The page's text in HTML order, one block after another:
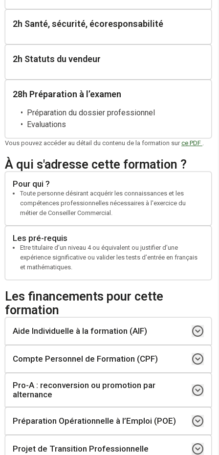
2h Santé, sécurité, écoresponsabilité
2h Statuts du vendeur
28h Préparation à l’examen
Préparation du dossier professionnel
Evaluations
Vous pouvez accéder au détail du contenu de la formation surce PDF .
À qui s'adresse cette formation ?
Pour qui ?
Toute personne désirant acquérir les connaissances et les
compétences professionnelles nécessaires à l'exercice du
métier de Conseiller Commercial.
Les pré-requis
Etre titulaire d’un niveau 4 ou équivalent ou justifier d’une
expérience significative ou valider les tests d’entrée en français
et mathématiques.
Les financements pour cette
formation
Aide Individuelle à la formation (AIF)
Demandeur d’emploi inscrit à Pole Emploi
Personne ayant subi un licenciement économique et bénéficiant d’un
accompagnement CSP (Contrat de Sécurisation Professionnelle)
Faire valider votre projet par votre conseiller Pole Emploi
Compte Personnel de Formation (CPF)
Salarié
Personne ayant subi un licenciement économique et bénéficiant d’un
accompagnement CSP (Contrat de Sécurisation Professionnelle)
Pro-A : reconversion ou promotion par
alternance
Salarié en CDI.
Salarié en contrat unique d’insertion en CDI.
Salarié dont la qualification est insuffisante au regard de l’évolution
Préparation Opérationnelle à l’Emploi (POE)
Employeur ayant un poste à pourvoir en CDI, en CDD de 12 mois
Projet de Transition Professionnelle